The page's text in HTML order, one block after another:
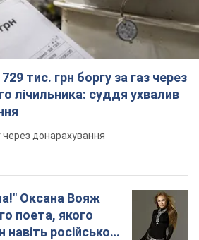
тис. грн боргу за газ через
лічильника: суддя ухвалив
донарахування
Оксана Вояж
поета, якого
російської